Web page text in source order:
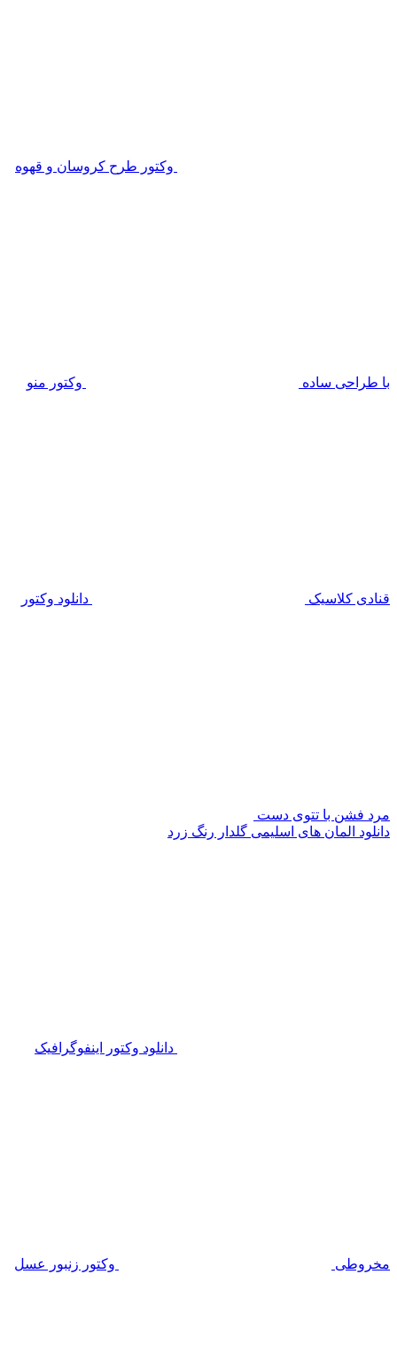
وکتور طرح کروسان و قهوه
با طراحی ساده وکتور منو
قنادی کلاسیک دانلود وکتور
مرد فشن با تتوی دست
دانلود المان های اسلیمی گلدار رنگ زرد
دانلود وکتور اینفوگرافیک
مخروطی وکتور زنبور عسل